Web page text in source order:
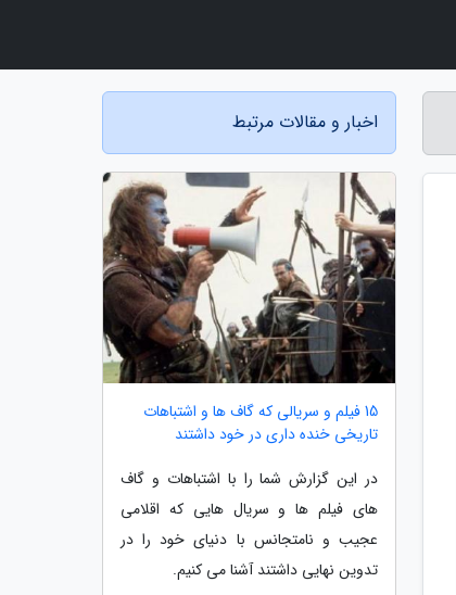
اخبار و مقالات مرتبط
15 فیلم و سریالی که گاف ها و اشتباهات
تاریخی خنده داری در خود داشتند
در این گزارش شما را با اشتباهات و گاف
های فیلم ها و سریال هایی که اقلامی
عجیب و نامتجانس با دنیای خود را در
تدوین نهایی داشتند آشنا می کنیم.